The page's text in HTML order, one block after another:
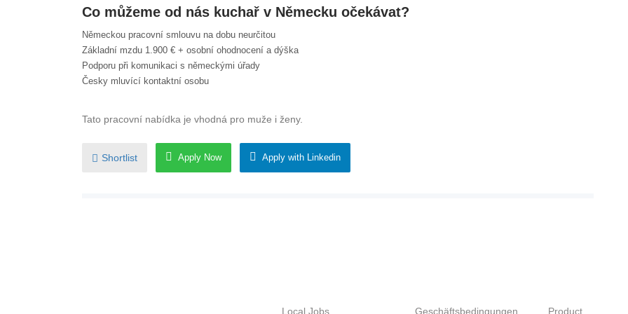
Co můžeme od nás kuchař v Německu očekávat?
Německou pracovní smlouvu na dobu neurčitou
Základní mzdu 1.900 € + osobní ohodnocení a dýška
Podporu při komunikaci s německými úřady
Česky mluvící kontaktní osobu
Tato pracovní nabídka je vhodná pro muže i ženy.
Shortlist Apply Now Apply with Linkedin
Local Jobs Geschäftsbedingungen Product